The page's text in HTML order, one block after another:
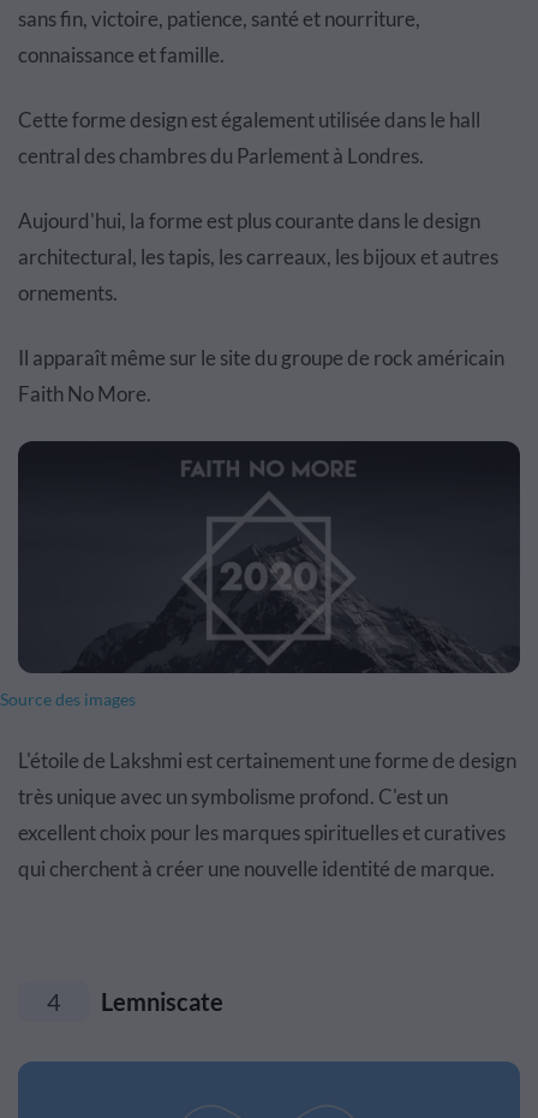
sans fin, victoire, patience, santé et nourriture,
connaissance et famille.
Cette forme design est également utilisée dans le hall
central des chambres du Parlement à Londres.
Aujourd'hui, la forme est plus courante dans le design
architectural, les tapis, les carreaux, les bijoux et autres
ornements.
Il apparaît même sur le site du groupe de rock américain
Faith No More.
Source des images
L'étoile de Lakshmi est certainement une forme de design
très unique avec un symbolisme profond. C'est un
excellent choix pour les marques spirituelles et curatives
qui cherchent à créer une nouvelle identité de marque.
4 Lemniscate